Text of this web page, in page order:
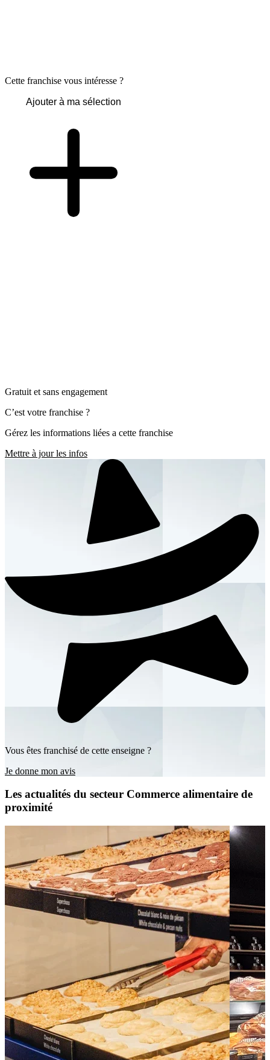
Cette franchise vous intéresse ?
Ajouter à ma sélection
Gratuit et sans engagement
C’est votre franchise ?
Gérez les informations liées a cette franchise
Mettre à jour les infos
Vous êtes franchisé de cette enseigne ?
Je donne mon avis
Les actualités du secteur Commerce alimentaire de
proximité